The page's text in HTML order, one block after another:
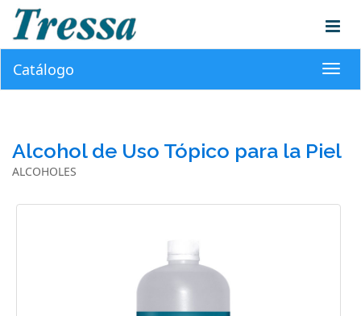
Catálogo
Alcohol de Uso Tópico para la Piel
ALCOHOLES